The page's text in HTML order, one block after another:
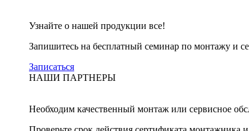
Узнайте о нашей продукции все!
Запишитесь на бесплатный семинар по монтажу и
Записаться
НАШИ ПАРТНЕРЫ
Необходим качественный монтаж или сервисное